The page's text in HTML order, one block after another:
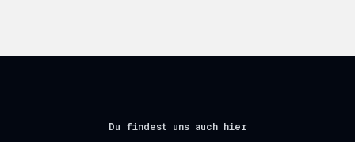
Du findest uns auch hier